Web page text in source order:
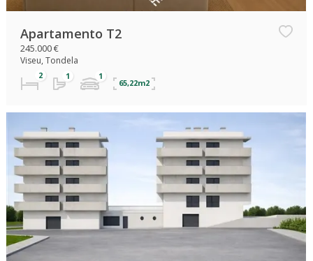
Apartamento T2
245.000 €
Viseu, Tondela
65,22m2